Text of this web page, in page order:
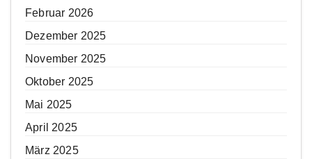
Februar 2026
Dezember 2025
November 2025
Oktober 2025
Mai 2025
April 2025
März 2025